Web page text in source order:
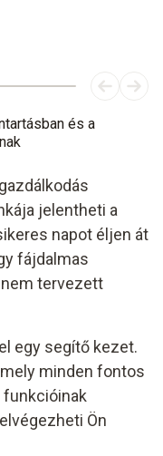
és a
jelentheti a
napot éljen át
fájdalmas
tervezett
egy segítő kezet.
minden fontos
funkcióinak
Ön